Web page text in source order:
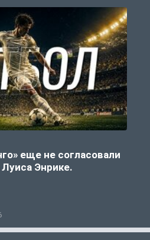
еще не согласовали
Энрике.